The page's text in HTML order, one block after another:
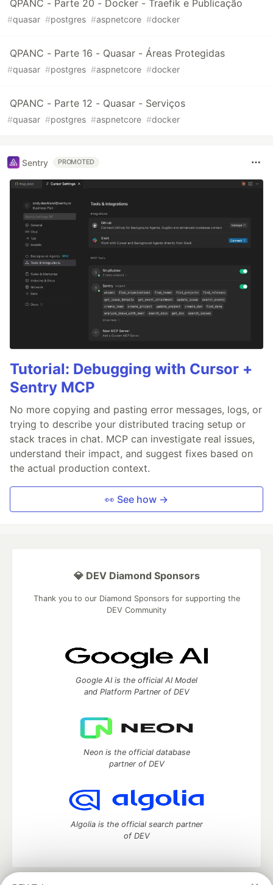
QPANC - Parte 20 - Docker - Traefik e Publicação
#quasar #postgres #aspnetcore #docker
QPANC - Parte 16 - Quasar - Áreas Protegidas
#quasar #postgres #aspnetcore #docker
QPANC - Parte 12 - Quasar - Serviços
#quasar #postgres #aspnetcore #docker
Sentry PROMOTED
Tutorial: Debugging with Cursor +
Sentry MCP
No more copying and pasting error messages, logs, or
trying to describe your distributed tracing setup or
stack traces in chat. MCP can investigate real issues,
understand their impact, and suggest fixes based on
the actual production context.
👀 See how →
💎 DEV Diamond Sponsors
Thank you to our Diamond Sponsors for supporting the
DEV Community
Google AI is the official AI Model
and Platform Partner of DEV
Neon is the official database
partner of DEV
Algolia is the official search partner
of DEV